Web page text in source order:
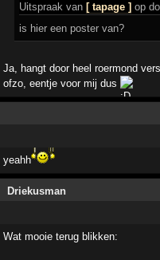
Uitspraak van [ tapage ] op
is hier een poster van?
Ja, hangt door heel roermond
ofzo, eentje voor mij dus
yeahh
Driekusman
Wat mooie terug blikken: